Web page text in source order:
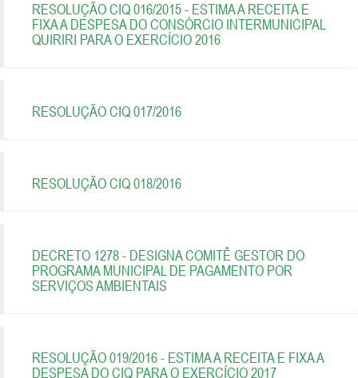
RESOLUÇÃO CIQ 016/2015 - ESTIMA A RECEITA E
FIXA A DESPESA DO CONSÓRCIO INTERMUNICIPAL
QUIRIRI PARA O EXERCÍCIO 2016
RESOLUÇÃO CIQ 017/2016
RESOLUÇÃO CIQ 018/2016
DECRETO 1278 - DESIGNA COMITÊ GESTOR DO
PROGRAMA MUNICIPAL DE PAGAMENTO POR
SERVIÇOS AMBIENTAIS
RESOLUÇÃO 019/2016 - ESTIMA A RECEITA E FIXA A
DESPESA DO CIQ PARA O EXERCÍCIO 2017